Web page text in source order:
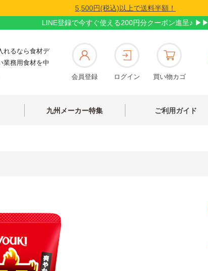
5,500円(税込)以上で送料半額！
LINE登録で今すぐ使える200円分クーポン進呈♪ ▶▶
れるなら食材デ
業務用食材を中
会員登録 ログイン 買い物カゴ
九州メーカー特集 ご利用ガイド